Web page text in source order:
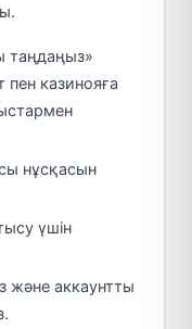
таңдаңыз»
казинояға
нұсқасын
үшін
және аккаунтты